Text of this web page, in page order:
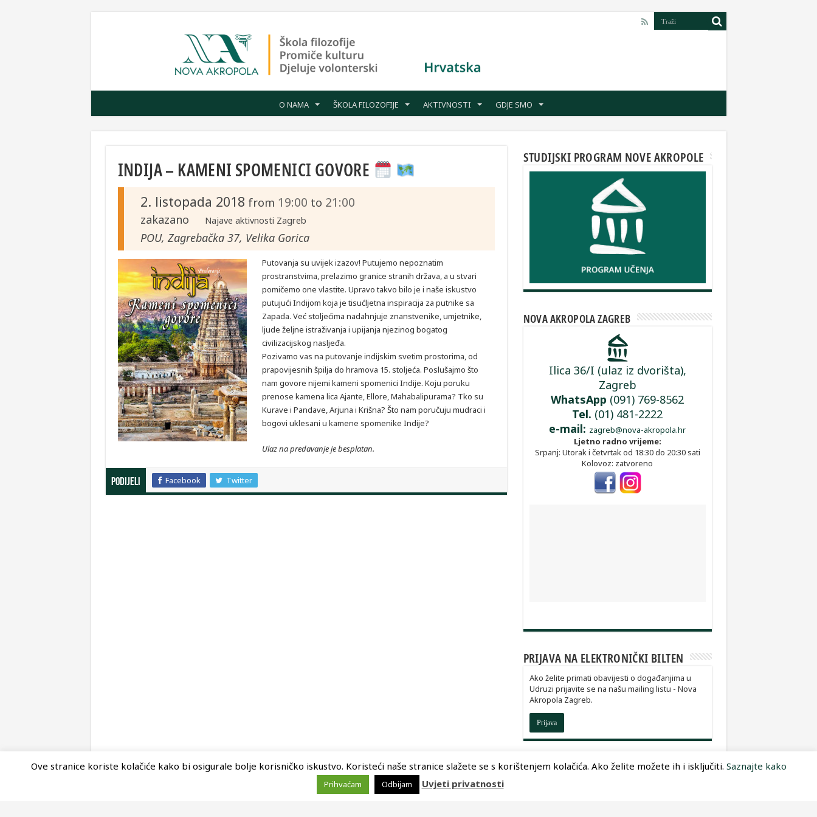
O NAMA ŠKOLA FILOZOFIJE AKTIVNOSTI GDJE SMO
INDIJA – KAMENI SPOMENICI GOVORE
2. listopada 2018 from 19:00 to 21:00
zakazano Najave aktivnosti Zagreb
POU, Zagrebačka 37, Velika Gorica
Putovanja su uvijek izazov! Putujemo nepoznatim
prostranstvima, prelazimo granice stranih država, a u stvari
pomičemo one vlastite. Upravo takvo bilo je i naše iskustvo
putujući Indijom koja je tisućljetna inspiracija za putnike sa
Zapada. Već stoljećima nadahnjuje znanstvenike, umjetnike,
ljude željne istraživanja i upijanja njezinog bogatog
civilizacijskog nasljeđa.
Pozivamo vas na putovanje indijskim svetim prostorima, od
prapovijesnih špilja do hramova 15. stoljeća. Poslušajmo što
nam govore nijemi kameni spomenici Indije. Koju poruku
prenose kamena lica Ajante, Ellore, Mahabalipurama? Tko su
Kurave i Pandave, Arjuna i Krišna? Što nam poručuju mudraci i
bogovi uklesani u kamene spomenike Indije?
Ulaz na predavanje je besplatan.
Podijeli Facebook Twitter
STUDIJSKI PROGRAM NOVE AKROPOLE
NOVA AKROPOLA ZAGREB
Ilica 36/I (ulaz iz dvorišta),
Zagreb
WhatsApp (091) 769-8562
Tel. (01) 481-2222
e-mail: zagreb@nova-akropola.hr
Ljetno radno vrijeme:
Srpanj: Utorak i četvrtak od 18:30 do 20:30 sati
Kolovoz: zatvoreno
PRIJAVA NA ELEKTRONIČKI BILTEN
Ako želite primati obavijesti o događanjima u
Udruzi prijavite se na našu mailing listu - Nova
Akropola Zagreb.
Prijava
Ove stranice koriste kolačiće kako bi osigurale bolje korisničko iskustvo. Koristeći naše stranice slažete se s korištenjem kolačića. Ako želite možete ih i isključiti. Saznajte kako
Prihvaćam Odbijam Uvjeti privatnosti